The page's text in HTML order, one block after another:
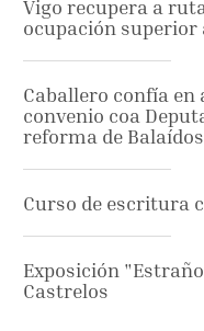
Vigo recupera a
ocupación superior
Caballero confía en
convenio coa
reforma de Balaídos
Curso de escritura
Exposición
Castrelos